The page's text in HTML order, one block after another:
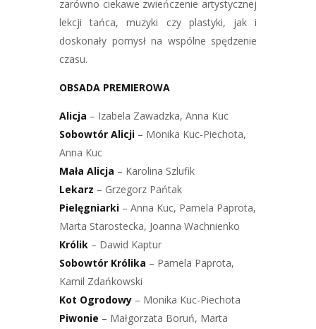
zarówno ciekawe zwieńczenie artystycznej
lekcji tańca, muzyki czy plastyki, jak i
doskonały pomysł na wspólne spędzenie
czasu.
OBSADA PREMIEROWA
Alicja – Izabela Zawadzka, Anna Kuc
Sobowtór Alicji – Monika Kuc-Piechota,
Anna Kuc
Mała Alicja – Karolina Szlufik
Lekarz – Grzegorz Pańtak
Pielęgniarki – Anna Kuc, Pamela Paprota,
Marta Starostecka, Joanna Wachnienko
Królik – Dawid Kaptur
Sobowtór Królika – Pamela Paprota,
Kamil Zdańkowski
Kot Ogrodowy – Monika Kuc-Piechota
Piwonie – Małgorzata Boruń, Marta